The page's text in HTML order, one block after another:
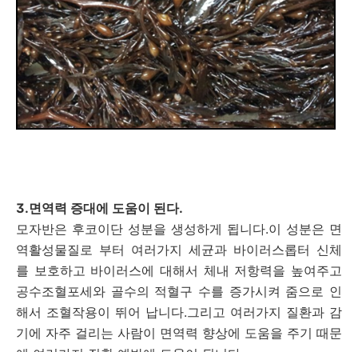
3.면역력 증대에 도움이 된다.
모자반은 후코이단 성분을 생성하게 됩니다.이 성분은 면
역활성물질로 부터 여러가지 세균과 바이러스롭터 신체
를 보호하고 바이러스에 대해서 체내 저항력을 높여주고
공수조혈포세와 골수의 적혈구 수를 증가시켜 줌으로 인
해서 조혈작용이 뛰어 납니다.그리고 여러가지 질환과 감
기에 자주 걸리는 사람이 면역력 향상에 도움을 주기 때문